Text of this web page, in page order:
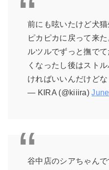
前にも呟いたけど犬
ピカピカに戻って来
ルツルでずっと撫でて
くなったし後はスト
ければいいんだけどな
— KIRA (@kiiira)
谷中店のシアちゃんで